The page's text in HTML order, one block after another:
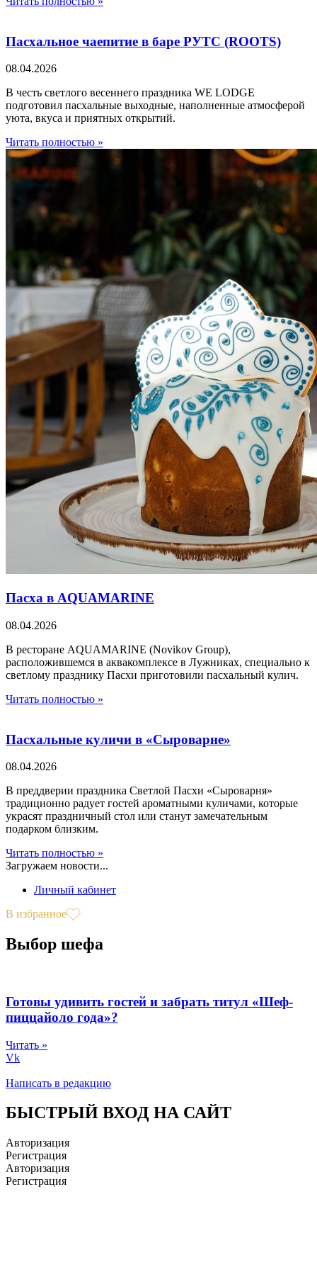
Пасхальное чаепитие в баре РУТС (ROOTS)
08.04.2026
В честь светлого весеннего праздника WE LODGE
подготовил пасхальные выходные, наполненные атмосферой
уюта, вкуса и приятных открытий.
Читать полностью »
Пасха в AQUAMARINE
08.04.2026
В ресторане AQUAMARINE (Novikov Group),
расположившемся в аквакомплексе в Лужниках, специально к
светлому празднику Пасхи приготовили пасхальный кулич.
Читать полностью »
Пасхальные куличи в «Сыроварне»
08.04.2026
В преддверии праздника Светлой Пасхи «Сыроварня»
традиционно радует гостей ароматными куличами, которые
украсят праздничный стол или станут замечательным
подарком близким.
Читать полностью »
Загружаем новости...
Личный кабинет
В избранное
Выбор шефа
Готовы удивить гостей и забрать титул «Шеф-
пиццайоло года»?
Читать »
Vk
Написать в редакцию
БЫСТРЫЙ ВХОД НА САЙТ
Авторизация
Регистрация
Авторизация
Регистрация